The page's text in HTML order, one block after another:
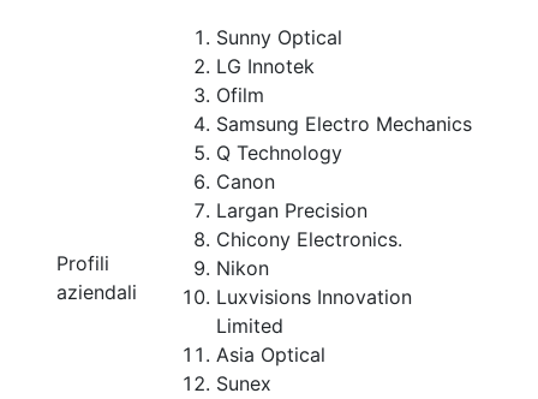
Profili
aziendali
Sunny Optical
LG Innotek
Ofilm
Samsung Electro Mechanics
Q Technology
Canon
Largan Precision
Chicony Electronics.
Nikon
Luxvisions Innovation
Limited
Asia Optical
Sunex